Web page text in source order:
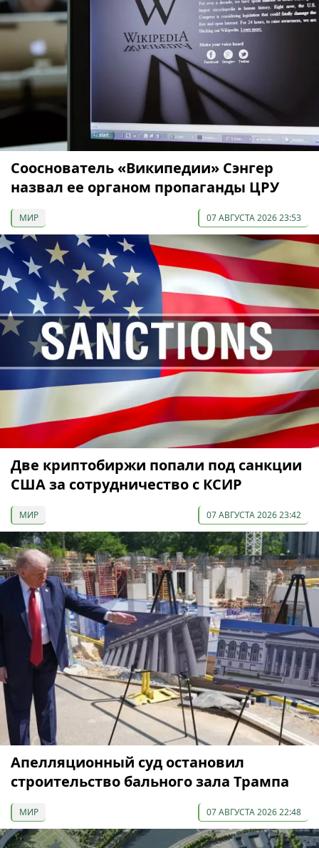
Сооснователь «Википедии» Сэнгер
назвал ее органом пропаганды ЦРУ
МИР 07 АВГУСТА 2026 23:53
Две криптобиржи попали под санкции
США за сотрудничество с КСИР
МИР 07 АВГУСТА 2026 23:42
Апелляционный суд остановил
строительство бального зала Трампа
МИР 07 АВГУСТА 2026 22:48